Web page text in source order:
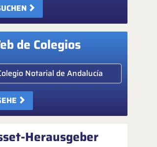
de Colegios
colegio notarial
Herausgeber